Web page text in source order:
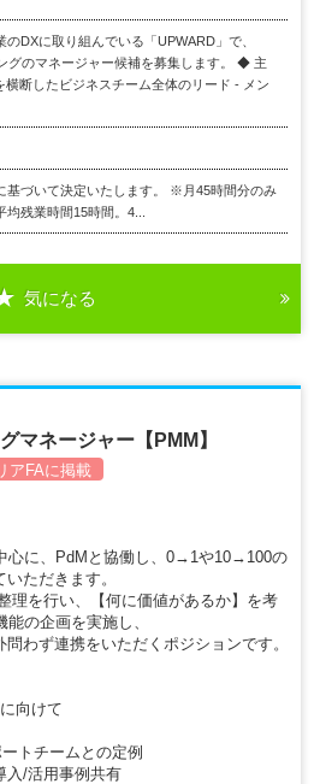
のDXに取り組んでいる「UPWARD」で、
グのマネージャー候補を募集します。 ◆ 主
横断したビジネスチーム全体のリード - メン
基づいて決定いたします。 ※月45時間分のみ
残業時間15時間。4...
気になる
マネージャー【PMM】
アFAに掲載
心に、PdMと協働し、0→1や10→100の
ただきます。
理を行い、【何に価値があるか】を考
の企画を実施し、
問わず連携をいただくポジションです。
向けて
トチームとの定例
入/活用事例共有